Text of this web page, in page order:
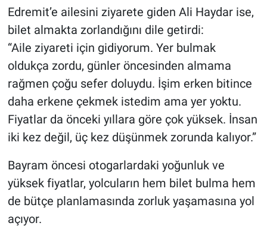
Edremit’e ailesini ziyarete giden Ali Haydar ise,
bilet almakta zorlandığını dile getirdi:
“Aile ziyareti için gidiyorum. Yer bulmak
oldukça zordu, günler öncesinden almama
rağmen çoğu sefer doluydu. İşim erken bitince
daha erkene çekmek istedim ama yer yoktu.
Fiyatlar da önceki yıllara göre çok yüksek. İnsan
iki kez değil, üç kez düşünmek zorunda kalıyor.”
Bayram öncesi otogarlardaki yoğunluk ve
yüksek fiyatlar, yolcuların hem bilet bulma hem
de bütçe planlamasında zorluk yaşamasına yol
açıyor.